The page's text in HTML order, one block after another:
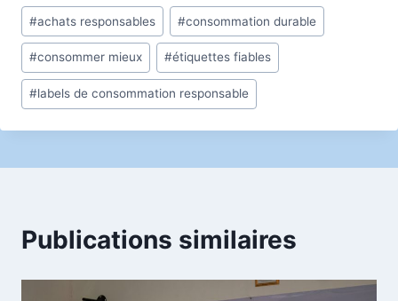
Étiquettes
de
la
publication :
#achats responsables #consommation durable
#consommer mieux #étiquettes fiables
#labels de consommation responsable
Publications similaires